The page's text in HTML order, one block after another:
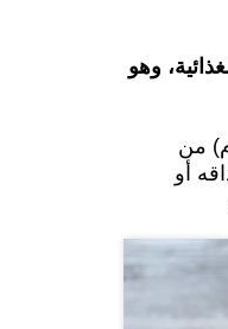
وهو
7.1 رطل (3.2 كيلوغرام) من
أو